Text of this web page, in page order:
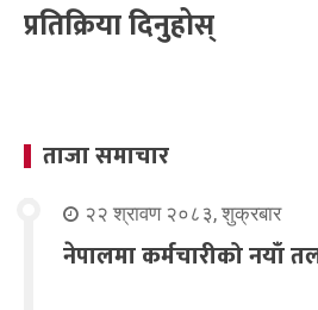
प्रतिक्रिया दिनुहोस्
ताजा समाचार
२२ श्रावण २०८३, शुक्रबार
नेपालमा कर्मचारीको नयाँ